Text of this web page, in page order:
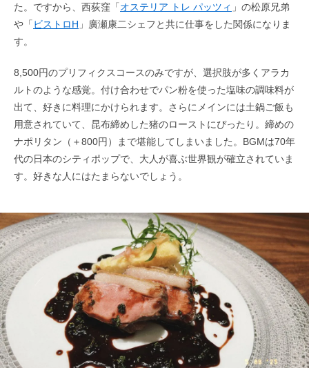
た。ですから、西荻窪「オステリア トレ パッツィ 」の松原兄弟
や「ビストロH 」廣瀬康二シェフと共に仕事をした関係になりま
す。
8,500円のプリフィクスコースのみですが、選択肢が多くアラカ
ルトのような感覚。付け合わせでパン粉を使った塩味の調味料が
出て、好きに料理にかけられます。さらにメインには土鍋ご飯も
用意されていて、昆布締めした猪のローストにぴったり。締めの
ナポリタン（＋800円）まで堪能してしまいました。BGMは70年
代の日本のシティポップで、大人が喜ぶ世界観が確立されていま
す。好きな人にはたまらないでしょう。